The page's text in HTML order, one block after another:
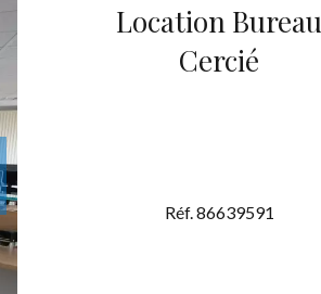
Location Bureau
Cercié
Réf. 86639591